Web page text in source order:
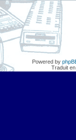
Powered by
Traduit